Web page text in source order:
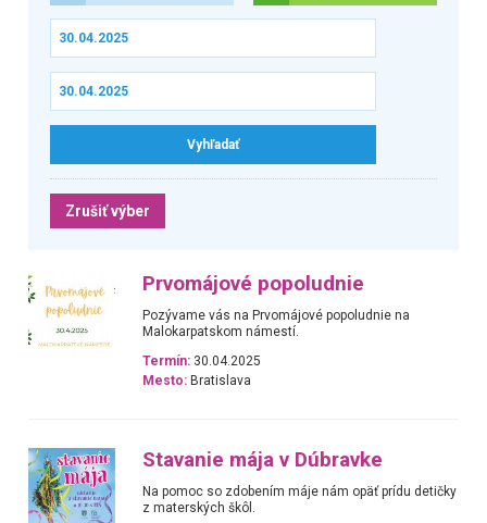
Zrušiť výber
Prvomájové popoludnie
Pozývame vás na Prvomájové popoludnie na
Malokarpatskom námestí.
Termín: 30.04.2025
Mesto: Bratislava
Stavanie mája v Dúbravke
Na pomoc so zdobením máje nám opäť prídu detičky
z materských škôl.